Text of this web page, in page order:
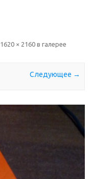
1620 × 2160 в галерее
Следующее →